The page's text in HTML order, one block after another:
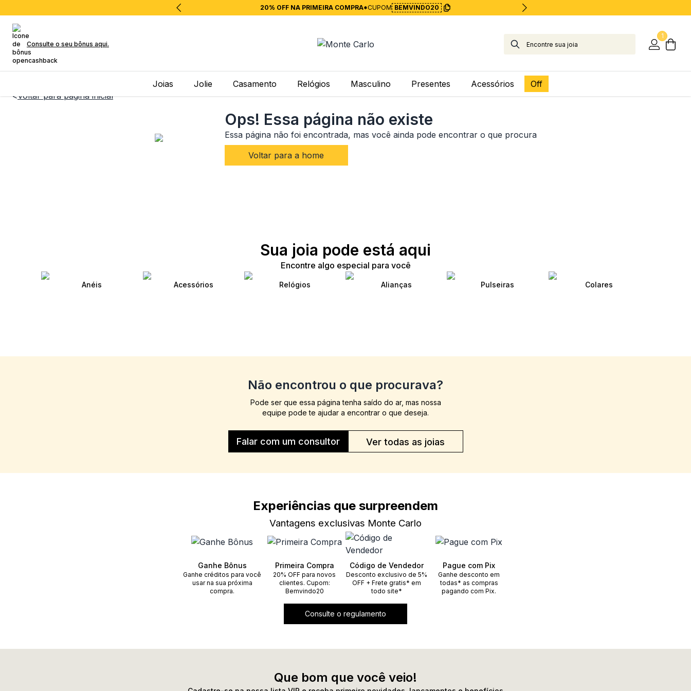
20% OFF NA PRIMEIRA COMPRA*CUPOM BEMVINDO20
Consulte o seu bônus aqui.
1
Joias Jolie Casamento Relógios Masculino Presentes Acessórios
Off
<Voltar para página inicial
Ops! Essa página não existe
Essa página não foi encontrada, mas você ainda pode encontrar o que procura
Voltar para a home
Sua joia pode está aqui
Encontre algo especial para você
Anéis Acessórios Relógios Alianças Pulseiras Colares
Não encontrou o que procurava?
Pode ser que essa página tenha saído do ar, mas nossa
equipe pode te ajudar a encontrar o que deseja.
Falar com um consultor Ver todas as joias
Experiências que surpreendem
Vantagens exclusivas Monte Carlo
Ganhe Bônus
Ganhe créditos para você
usar na sua próxima
compra.
Primeira Compra
20% OFF para novos
clientes. Cupom:
Bemvindo20
Código de Vendedor
Desconto exclusivo de 5%
OFF + Frete gratis* em
todo site*
Pague com Pix
Ganhe desconto em
todas* as compras
pagando com Pix.
Consulte o regulamento
Que bom que você veio!